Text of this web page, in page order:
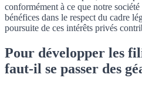
conformément à ce que notre
bénéfices dans le respect du cadre
poursuite de ces intérêts privés
Pour développer les
faut-il se passer des